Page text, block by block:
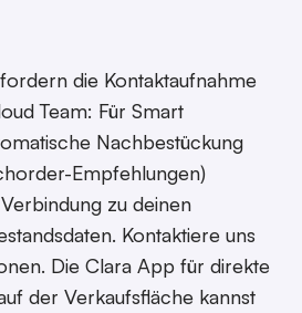
die Kontaktaufnahme
Team: Für Smart
Nachbestückung
Empfehlungen)
zu deinen
Kontaktiere uns
Die Clara App für direkte
der Verkaufsfläche kannst